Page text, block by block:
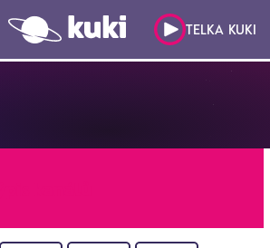
TELKA KUKI